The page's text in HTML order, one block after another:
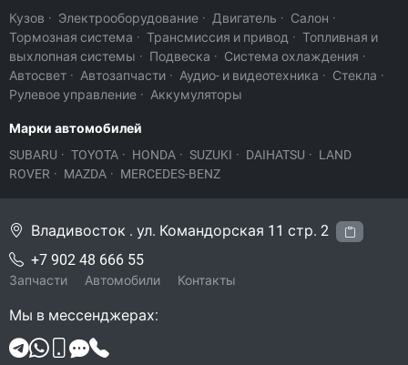
Кузов · Электрооборудование · Двигатель · Салон ·
Тормозная система · Трансмиссия и привод · Топливная и
выхлопная системы · Подвеска · Система охлаждения ·
Автосвет · Автозапчасти · Аудио- и видеотехника · Стекла ·
Рулевое управление · Аккумуляторы
Марки автомобилей
SUBARU · TOYOTA · HONDA · SUZUKI · DAIHATSU · LAND
ROVER · MAZDA · MERCEDES-BENZ
Владивосток . ул. Командорская 11 стр. 2
+7 902 48 666 55
Запчасти Автомобили Контакты
Мы в мессенджерах: